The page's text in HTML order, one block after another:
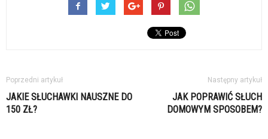
Poprzedni artykuł
JAKIE SŁUCHAWKI NAUSZNE DO
150 ZŁ?
Następny artykuł
JAK POPRAWIĆ SŁUCH
DOMOWYM SPOSOBEM?